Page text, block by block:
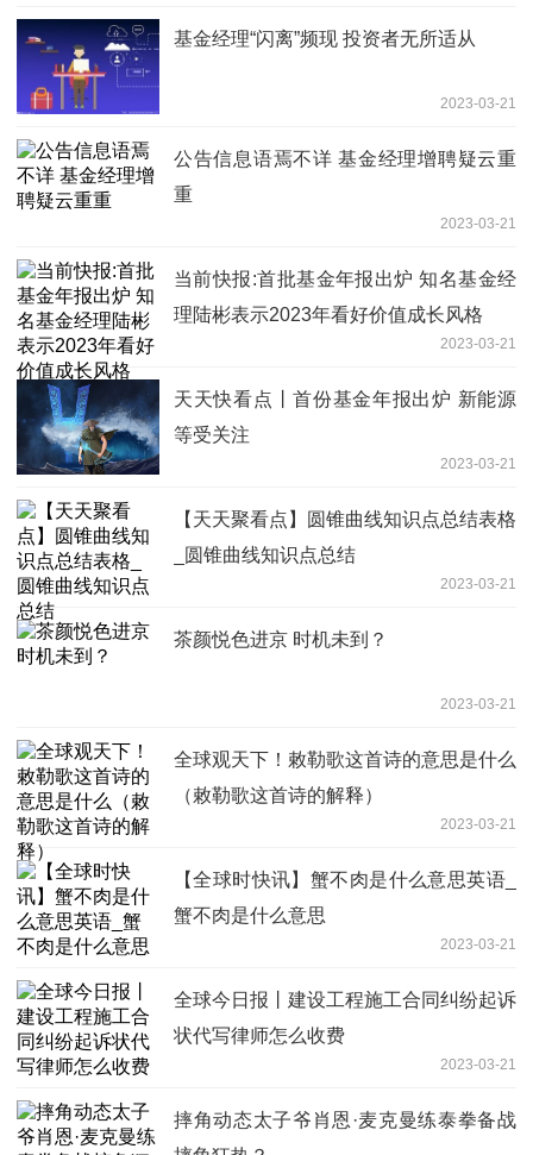
基金经理“闪离”频现 投资者无所适从
2023-03-21
公告信息语焉不详 基金经理增聘疑云重
重
2023-03-21
当前快报:首批基金年报出炉 知名基金经
理陆彬表示2023年看好价值成长风格
2023-03-21
天天快看点丨首份基金年报出炉 新能源
等受关注
2023-03-21
【天天聚看点】圆锥曲线知识点总结表格
_圆锥曲线知识点总结
2023-03-21
茶颜悦色进京 时机未到？
2023-03-21
全球观天下！敕勒歌这首诗的意思是什么
（敕勒歌这首诗的解释）
2023-03-21
【全球时快讯】蟹不肉是什么意思英语_
蟹不肉是什么意思
2023-03-21
全球今日报丨建设工程施工合同纠纷起诉
状代写律师怎么收费
2023-03-21
摔角动态太子爷肖恩·麦克曼练泰拳备战